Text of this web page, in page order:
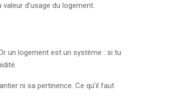
d’usage du logement.
un logement est un système : si tu
ni sa pertinence. Ce qu’il faut